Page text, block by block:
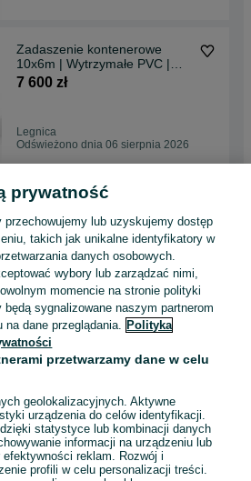
Zadaszenie kontenerowe
10x6m | Wytrzymałe PVC |
szybki montaż | wiata
7 600 zł
Legnica
Odświeżono dnia 06 sierpnia 2026
Zadaszenie kontenerowe
10x6m | Wytrzymałe PVC |
szybki montaż | wiata
7 300 zł
Rzeszów
Odświeżono dnia 06 sierpnia 2026
Zadaszenie kontenerowe
6x6m Gruba Plandeka
Wrocław, Krzyki
Odświeżono dnia 05 sierpnia 2026
prywatność
przechowujemy lub uzyskujemy dostęp
takich jak unikalne identyfikatory w
danych osobowych.
wybory lub zarządzać nimi,
momencie na stronie polityki
będą sygnalizowane naszym partnerom
na dane przeglądania. Polityka
przetwarzamy dane w celu
geolokalizacyjnych. Aktywne
urządzenia do celów identyfikacji.
statystyce lub kombinacji danych
informacji na urządzeniu lub
reklam. Rozwój i
profili w celu personalizacji treści.